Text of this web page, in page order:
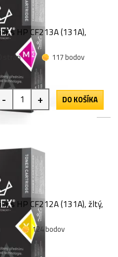
s HP CF213A (131A),
strán
117 bodov
- + DO KOŠÍKA
s HP CF212A (131A), žltý,
124 bodov